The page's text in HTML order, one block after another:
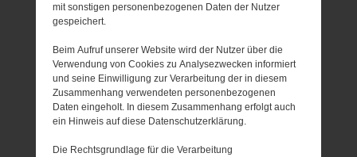
mit sonstigen personenbezogenen Daten der Nutzer
gespeichert.
Beim Aufruf unserer Website wird der Nutzer über die
Verwendung von Cookies zu Analysezwecken informiert
und seine Einwilligung zur Verarbeitung der in diesem
Zusammenhang verwendeten personenbezogenen
Daten eingeholt. In diesem Zusammenhang erfolgt auch
ein Hinweis auf diese Datenschutzerklärung.
Die Rechtsgrundlage für die Verarbeitung